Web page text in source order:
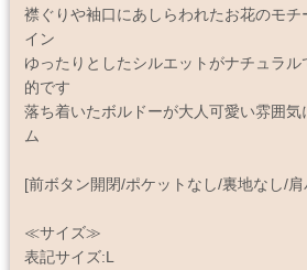
襟ぐりや袖口にあしらわれたお花のモ
イン
ゆったりとしたシルエットがナチュラル
的です
落ち着いたボルドーが大人可愛い雰囲
ム
[前ボタン開閉/ポケットなし/裏地なし/
≪サイズ≫
表記サイズ:L